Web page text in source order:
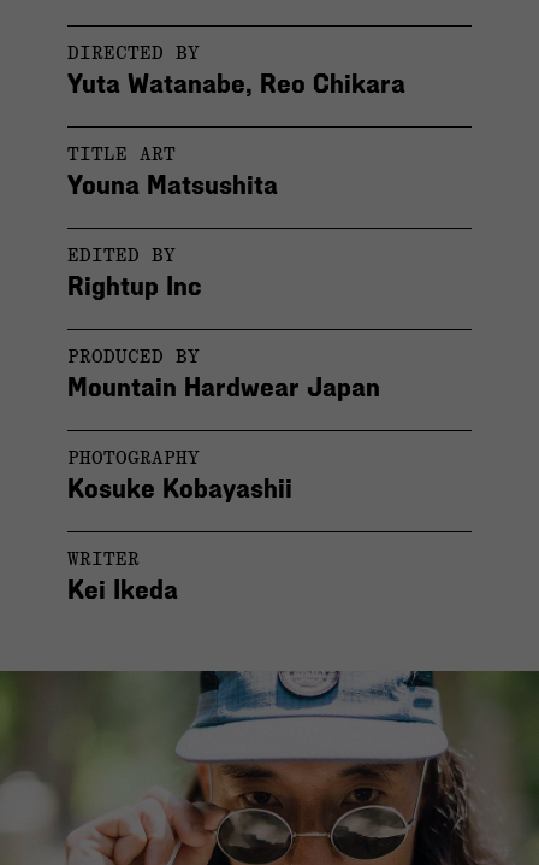
DIRECTED BY
Yuta Watanabe, Reo Chikara
TITLE ART
Youna Matsushita
EDITED BY
Rightup Inc
PRODUCED BY
Mountain Hardwear Japan
PHOTOGRAPHY
Kosuke Kobayashii
WRITER
Kei Ikeda